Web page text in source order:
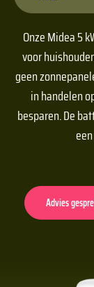
Onze Midea 5
voor
geen
in handelen
besparen. De
Advies